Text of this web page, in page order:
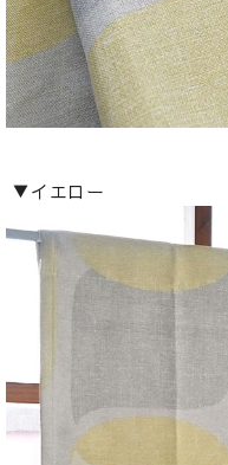
▼イエロー